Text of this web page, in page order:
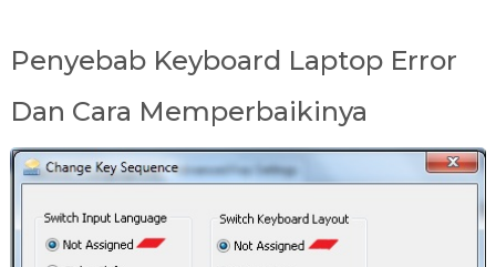
Penyebab Keyboard Laptop Error
Dan Cara Memperbaikinya